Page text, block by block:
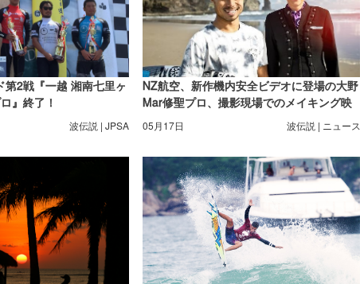
第2戦『一越 湘南七里ヶ
』終了！
波伝説 | JPSA
NZ航空、新作機内安全ビデオに登場の大野
Mar修聖プロ、撮影現場でのメイキング映
像公開！
05月17日 波伝説 | ニュース